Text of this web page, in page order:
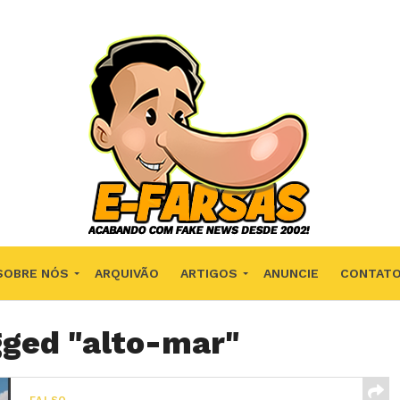
NÓS ARQUIVÃO ARTIGOS ANUNCIE CONTATO
"alto-mar"